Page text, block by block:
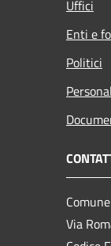
Uffici
Enti e
Politici
Via